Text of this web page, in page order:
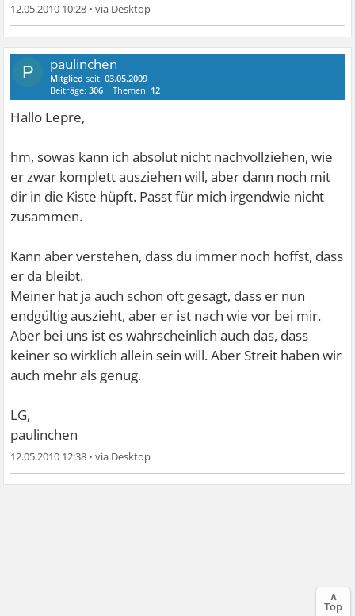
12.05.2010 10:28 •
P paulinchen
Mitglied seit:03.05.2009
Beiträge:306 Themen: 12
Hallo Lepre,
hm, sowas kann ich absolut nicht nachvollziehen, wie
er zwar komplett ausziehen will, aber dann noch mit
dir in die Kiste hüpft. Passt für mich irgendwie nicht
zusammen.
Kann aber verstehen, dass du immer noch hoffst, dass
er da bleibt.
Meiner hat ja auch schon oft gesagt, dass er nun
endgültig auszieht, aber er ist nach wie vor bei mir.
Aber bei uns ist es wahrscheinlich auch das, dass
keiner so wirklich allein sein will. Aber Streit haben wir
auch mehr als genug.
LG,
paulinchen
12.05.2010 12:38 •
∧
Top